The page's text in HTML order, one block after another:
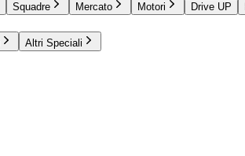
Squadre Mercato Motori Drive UP
Altri Speciali